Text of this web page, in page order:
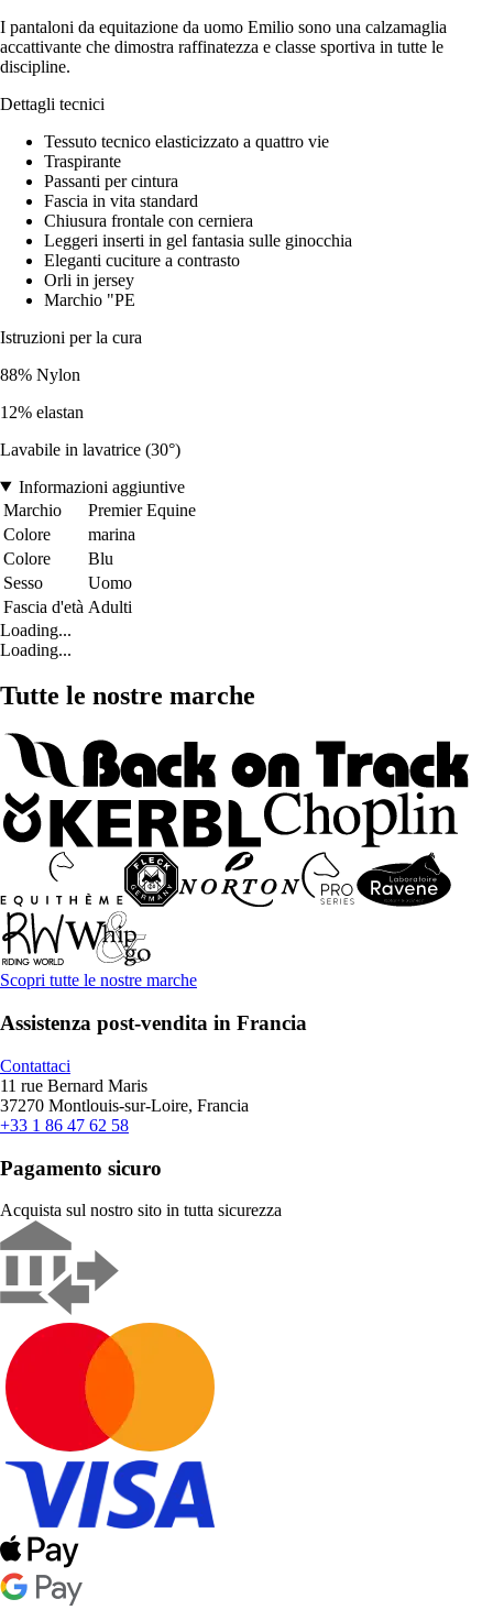
I pantaloni da equitazione da uomo Emilio sono una calzamaglia
accattivante che dimostra raffinatezza e classe sportiva in tutte le
discipline.
Dettagli tecnici
Tessuto tecnico elasticizzato a quattro vie
Traspirante
Passanti per cintura
Fascia in vita standard
Chiusura frontale con cerniera
Leggeri inserti in gel fantasia sulle ginocchia
Eleganti cuciture a contrasto
Orli in jersey
Marchio "PE
Istruzioni per la cura
88% Nylon
12% elastan
Lavabile in lavatrice (30°)
Informazioni aggiuntive
Marchio
Premier Equine
Colore
marina
Colore
Blu
Sesso
Uomo
Fascia d'età Adulti
Loading...
Loading...
Tutte le nostre marche
Scopri tutte le nostre marche
Assistenza post-vendita in Francia
Contattaci
11 rue Bernard Maris
37270 Montlouis-sur-Loire, Francia
+33 1 86 47 62 58
Pagamento sicuro
Acquista sul nostro sito in tutta sicurezza